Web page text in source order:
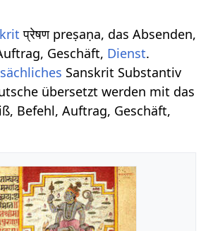
प्रेषण preṣaṇa, das Absenden,
Geschäft, Dienst.
sächliches Sanskrit Substantiv
übersetzt werden mit das
Befehl, Auftrag, Geschäft,